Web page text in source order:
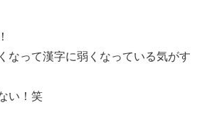
なって漢字に弱くなっている気がす
い！笑